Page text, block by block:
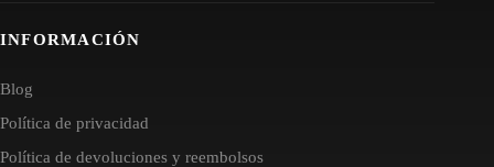
INFORMACIÓN
Blog
Política de privacidad
Política de devoluciones y reembolsos